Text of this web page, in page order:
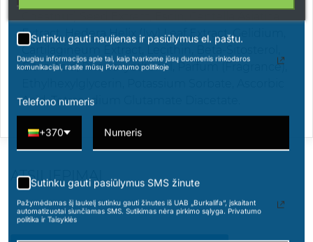
Extract, Hedera Helix (Ivy) Leaf Extract, Gelidium,
Cartilagineum Extract, Lecithin, Beta-Sitosterol,
Citric Acid, Phenoxyethanol, Parfum (Fragrance),
Acid, Tetrasodium Glutamate Diacetate.
ATSILIEPIMAI
Sutinku gauti naujienas ir pasiūlymus el. paštu.
Daugiau informacijos apie tai, kaip tvarkome jūsų duomenis rinkodaros
komunikacijai, rasite mūsų Privatumo politikoje
Telefono numeris
+370
Sutinku gauti pasiūlymus SMS žinute
Pažymėdamas šį laukelį sutinku gauti žinutes iš UAB „Burkalifa“, įskaitant
automatizuotai siunčiamas SMS. Sutikimas nėra pirkimo sąlyga. Privatumo
politika ir Taisyklės